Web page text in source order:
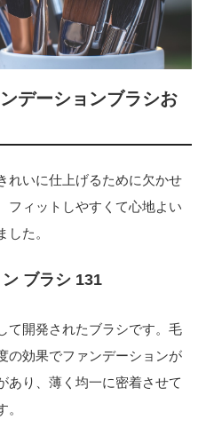
デーションブラシお
れいに仕上げるために欠かせ
フィットしやすくて心地よい
た。
ブラシ 131
て開発されたブラシです。毛
の効果でファンデーションが
あり、薄く均一に密着させて